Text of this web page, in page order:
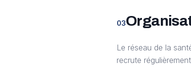
03
Le réseau de la
recrute